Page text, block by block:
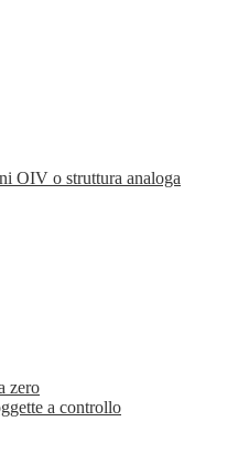
OIV o struttura analoga
zero
a controllo